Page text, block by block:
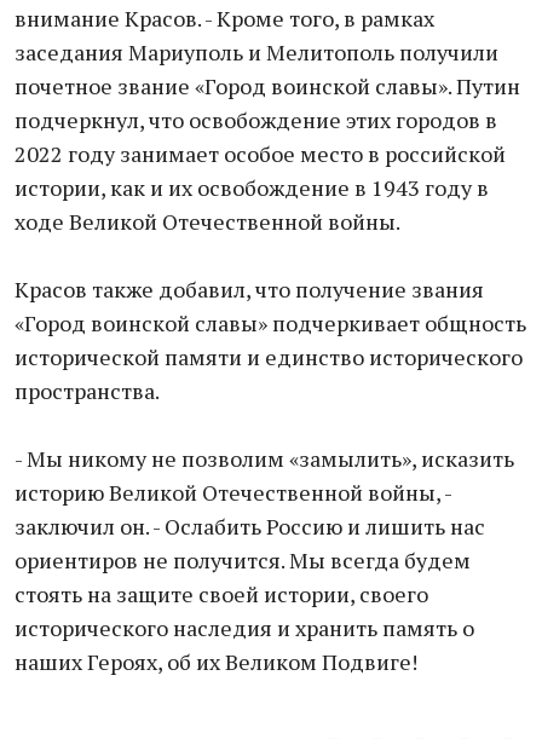
внимание Красов. - Кроме того, в рамках
заседания Мариуполь и Мелитополь получили
почетное звание «Город воинской славы». Путин
подчеркнул, что освобождение этих городов в
2022 году занимает особое место в российской
истории, как и их освобождение в 1943 году в
ходе Великой Отечественной войны.
Красов также добавил, что получение звания
«Город воинской славы» подчеркивает общность
исторической памяти и единство исторического
пространства.
- Мы никому не позволим «замылить», исказить
историю Великой Отечественной войны, -
заключил он. - Ослабить Россию и лишить нас
ориентиров не получится. Мы всегда будем
стоять на защите своей истории, своего
исторического наследия и хранить память о
наших Героях, об их Великом Подвиге!